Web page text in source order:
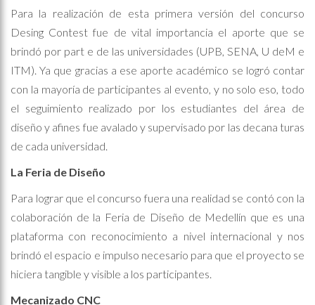
Para la realización de esta primera versión del concurso
Desing Contest fue de vital importancia el aporte que se
brindó por part e de las universidades (UPB, SENA, U deM e
ITM). Ya que gracias a ese aporte académico se logró contar
con la mayoría de participantes al evento, y no solo eso, todo
el seguimiento realizado por los estudiantes del área de
diseño y afines fue avalado y supervisado por las decana turas
de cada universidad.
La Feria de Diseño
Para lograr que el concurso fuera una realidad se contó con la
colaboración de la Feria de Diseño de Medellín que es una
plataforma con reconocimiento a nivel internacional y nos
brindó el espacio e impulso necesario para que el proyecto se
hiciera tangible y visible a los participantes.
Mecanizado CNC